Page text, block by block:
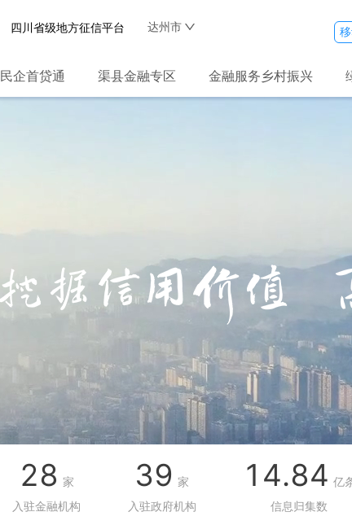
四川省级地方征信平台 达州市
民企首贷通 渠县金融专区 金融服务乡村振兴
28 家
入驻金融机构
39 家
入驻政府机构
14.84 亿
信息归集数